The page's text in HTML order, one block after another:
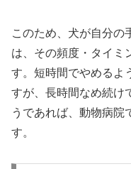
このため、犬が自分の
は、その頻度・タイミ
す。短時間でやめるよ
すが、長時間なめ続け
うであれば、動物病院
す。